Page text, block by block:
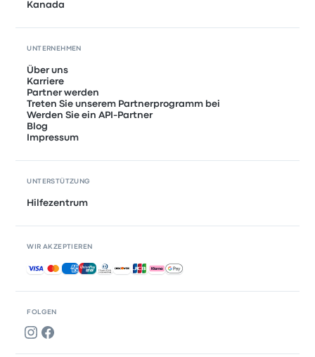
FOLGEN
Kanada
UNTERNEHMEN
Über uns
Karriere
Partner werden
Treten Sie unserem Partnerprogramm bei
Werden Sie ein API-Partner
Blog
Impressum
UNTERSTÜTZUNG
Hilfezentrum
WIR AKZEPTIEREN
Akzeptierte Zahlungsmethoden